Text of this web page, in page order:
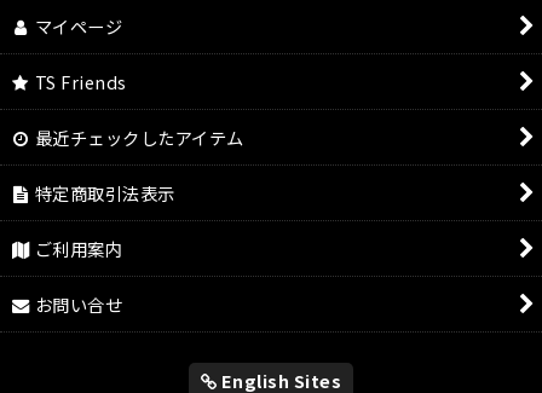
マイページ
TS Friends
最近チェックしたアイテム
特定商取引法表示
ご利用案内
お問い合せ
English Sites